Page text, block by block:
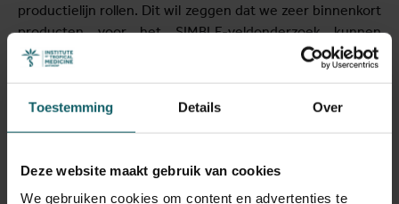
Toestemming Details Over
Deze website maakt gebruik van cookies
We gebruiken cookies om content en advertenties te
productielijn rollen. Dit wil zeggen dat we zeer binnenkort
producten voor het SIMBLE-veldonderzoek kunnen
leveren.